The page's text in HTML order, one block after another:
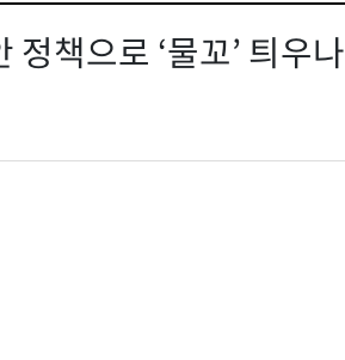
책으로 ‘물꼬’ 틔우나